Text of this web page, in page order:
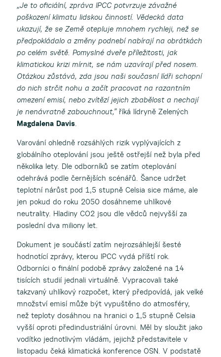
„Je to oficiální, zpráva IPCC potvrzuje závažné
poškození klimatu lidskou činností. Vědecká data
ukazují, že se Země otepluje mnohem rychleji, než se
předpokládalo a změny podnebí nabírají na obrátkách
po celém světě. Pomyslné dveře příležitosti, jak
klimatickou krizi mírnit, se nám uzavírají před nosem.
Otázkou zůstává, zda jsou naši současní lídři schopní
do nich strčit nohu a začít pracovat na razantním
omezení emisí, nebo zvítězí jejich zbabělost a nechají
je nenávratně zabouchnout,”říká lídryně Zelených
Magdalena Davis.
Varování ohledně rozsáhlých rizik vyplývajících z
globálního oteplování jsou ještě ostřejší než byla před
několika lety. Dle odborníků se zatím oteplování
odehrává podle černějších scénářů. Šance udržet
teplotní nárůst pod 1,5 stupně Celsia sice máme, ale
jen pokud do roku 2050 dosáhneme uhlíkové
neutrality. Hladiny CO2 jsou dle vědců nejvyšší za
poslední dva miliony let.
Dokument je součástí zatím nejrozsáhlejší šesté
hodnotící zprávy, kterou IPCC vydá příští rok.
Odborníci o finální podobě zprávy založené na 14
tisících studií jednali virtuálně. Vypracovali také
takzvaný uhlíkový rozpočet, který předpovídá, jak velké
množství emisí může být vypuštěno do atmosféry,
než teploty dosáhnou na hranici o 1,5 stupně Celsia
vyšší oproti předindustriální úrovni. Měl by sloužit jako
vodítko jednotlivým vládám, jejichž představitele v
listopadu čeká klimatická konference OSN. V podstatě